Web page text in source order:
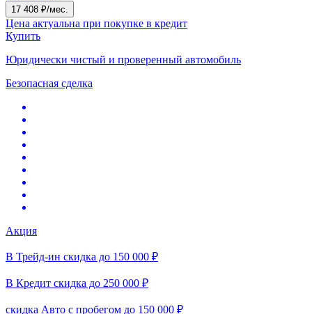
17 408 ₽/мес.
Цена актуальна при покупке в кредит
Купить
Юридически чистый и проверенный автомобиль
Безопасная сделка
Акция
В Трейд-ин скидка до 150 000 ₽
В Кредит скидка до 250 000 ₽
скидка Авто с пробегом до 150 000 ₽